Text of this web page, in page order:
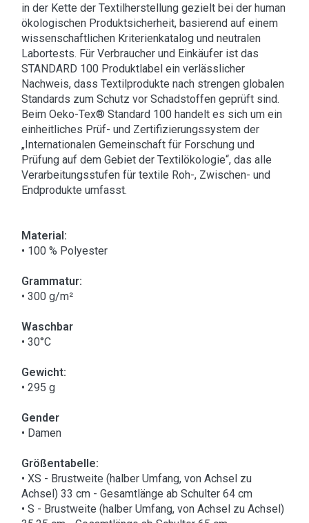
in der Kette der Textilherstellung gezielt bei der human
ökologischen Produktsicherheit, basierend auf einem
wissenschaftlichen Kriterienkatalog und neutralen
Labortests. Für Verbraucher und Einkäufer ist das
STANDARD 100 Produktlabel ein verlässlicher
Nachweis, dass Textilprodukte nach strengen globalen
Standards zum Schutz vor Schadstoffen geprüft sind.
Beim Oeko-Tex® Standard 100 handelt es sich um ein
einheitliches Prüf- und Zertifizierungssystem der
„Internationalen Gemeinschaft für Forschung und
Prüfung auf dem Gebiet der Textilökologie“, das alle
Verarbeitungsstufen für textile Roh-, Zwischen- und
Endprodukte umfasst.
Material:
• 100 % Polyester
Grammatur:
• 300 g/m²
Waschbar
• 30°C
Gewicht:
• 295 g
Gender
• Damen
Größentabelle:
• XS - Brustweite (halber Umfang, von Achsel zu
Achsel) 33 cm - Gesamtlänge ab Schulter 64 cm
• S - Brustweite (halber Umfang, von Achsel zu Achsel)